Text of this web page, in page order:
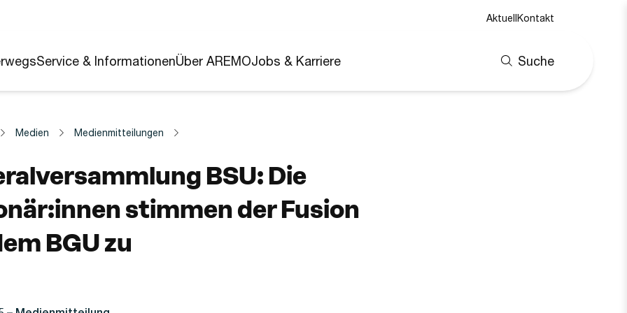
Service & InformationenÜber AREMOJobs & Karriere Suche
AktuellKontakt
Medien Medienmitteilungen
BSU: Die
stimmen der Fusion
BGU zu